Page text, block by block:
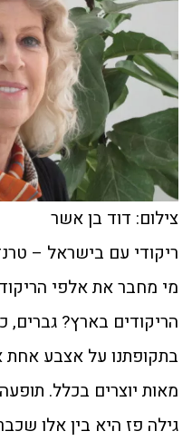
צילום: דוד בן אשר
ריקודי עם בישראל –
מי מחבר את אלפי
הריקודים בארץ?
בתקופתנו על אצבע אחת
מאות יוצרים בכלל.
גילה פז היא בין אלו